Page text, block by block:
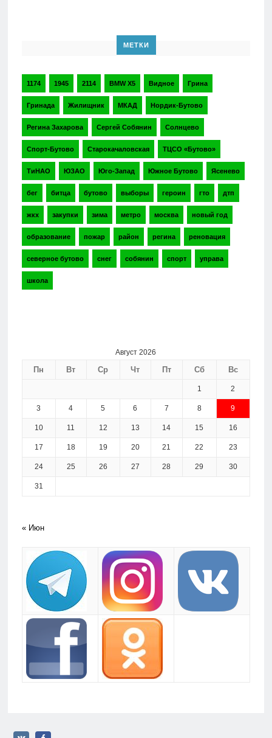
МЕТКИ
1174 1945 2114 BMW X5 Видное Грина
Гринада Жилищник МКАД Нордик-Бутово
Регина Захарова Сергей Собянин Солнцево
Спорт-Бутово Старокачаловская ТЦСО «Бутово»
ТиНАО ЮЗАО Юго-Запад Южное Бутово Ясенево
бег битца бутово выборы героин гто дтп
жкх закупки зима метро москва новый год
образование пожар район регина реновация
северное бутово снег собянин спорт управа
школа
Август 2026
Пн Вт Ср Чт Пт Сб Вс
1 2
3 4 5 6 7 8 9
10 11 12 13 14 15 16
17 18 19 20 21 22 23
24 25 26 27 28 29 30
31
« Июн